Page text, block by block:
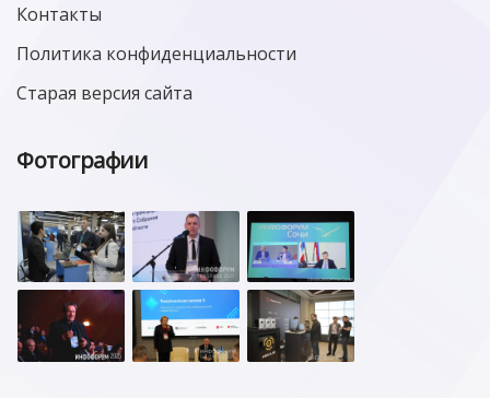
Контакты
Политика конфиденциальности
Старая версия сайта
Фотографии